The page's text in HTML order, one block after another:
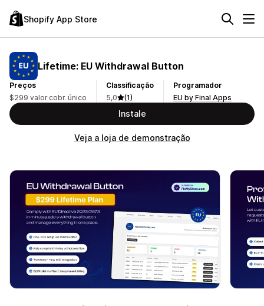
Shopify App Store
Lifetime: EU Withdrawal Button
Preços
$299 valor cobr. único
Classificação
5,0
(1)
Programador
EU by Final Apps
Instale
Veja a loja de demonstração